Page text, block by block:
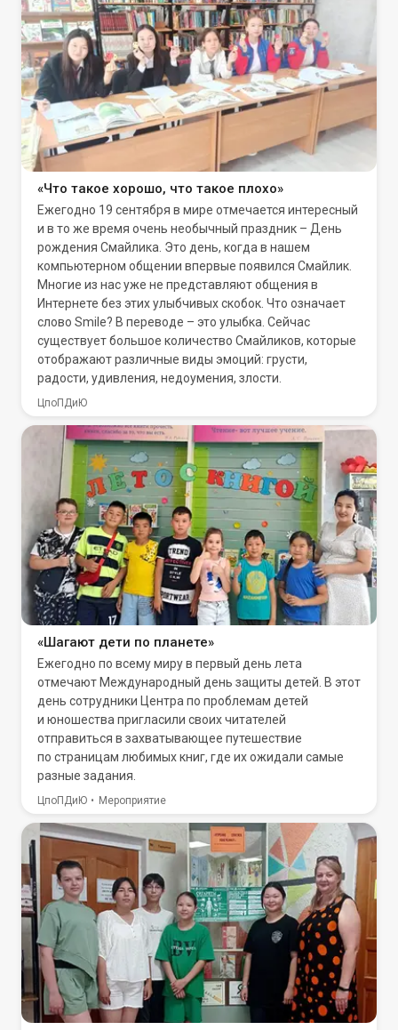
«Что такое хорошо, что такое плохо»
Ежегодно 19 сентября в мире отмечается интересный
и в то же время очень необычный праздник – День
рождения Смайлика. Это день, когда в нашем
компьютерном общении впервые появился Смайлик.
Многие из нас уже не представляют общения в
Интернете без этих улыбчивых скобок. Что означает
слово Smile? В переводе – это улыбка. Сейчас
существует большое количество Смайликов, которые
отображают различные виды эмоций: грусти,
радости, удивления, недоумения, злости.
ЦпоПДиЮ
«Шагают дети по планете»
Ежегодно по всему миру в первый день лета
отмечают Международный день защиты детей. В этот
день сотрудники Центра по проблемам детей
и юношества пригласили своих читателей
отправиться в захватывающее путешествие
по страницам любимых книг, где их ожидали самые
разные задания.
ЦпоПДиЮ Мероприятие